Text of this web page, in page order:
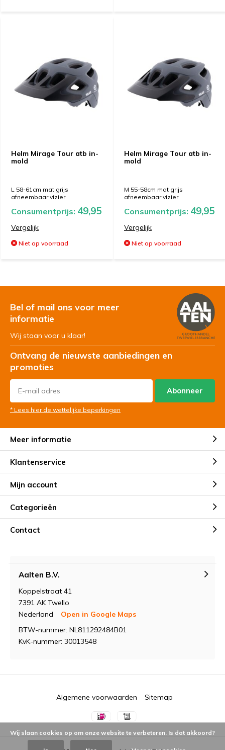
Helm Mirage Tour atb in-
mold
L 58-61cm mat grijs
afneembaar vizier
Consumentprijs: 49,95
Vergelijk
Niet op voorraad
Helm Mirage Tour atb in-
mold
M 55-58cm mat grijs
afneembaar vizier
Consumentprijs: 49,95
Vergelijk
Niet op voorraad
Bel of mail ons voor meer
informatie
Wij staan voor u klaar!
Ontvang de nieuwste aanbiedingen en
promoties
Abonneer
* Lees hier de wettelijke beperkingen
Meer informatie
Klantenservice
Mijn account
Categorieën
Contact
Aalten B.V.
Koppelstraat 41
7391 AK Twello
Nederland
Open in Google Maps
BTW-nummer: NL811292484B01
KvK-nummer: 30013548
Algemene voorwaarden Sitemap
Wij slaan cookies op om onze website te verbeteren. Is dat akkoord?